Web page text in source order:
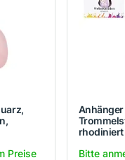
Preise
rhodiniert
Bitte